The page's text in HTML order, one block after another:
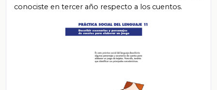
conociste en tercer año respecto a los cuentos.